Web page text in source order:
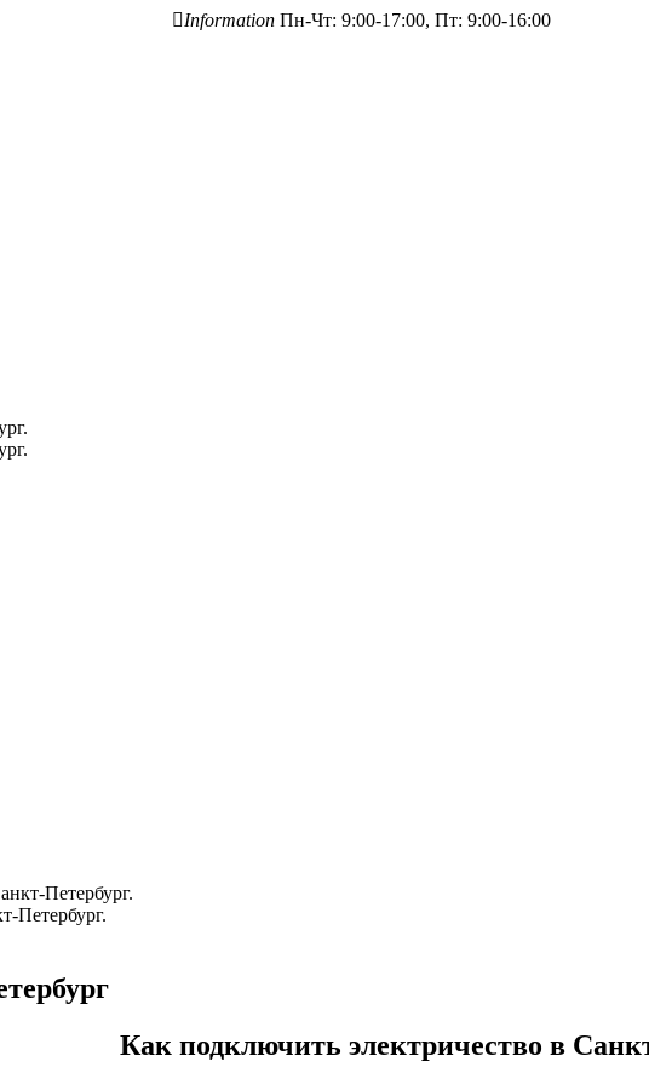
Information Пн-Чт: 9:00-17:00, Пт: 9:00-16:00
Как подключить электричество в